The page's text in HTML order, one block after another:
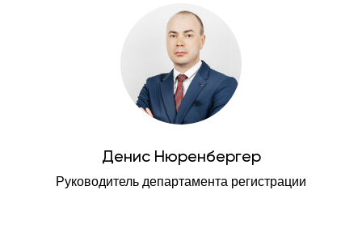
Денис Нюренбергер
Руководитель департамента регистрации